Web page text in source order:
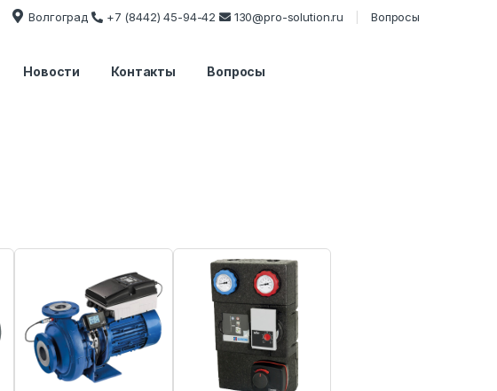
Волгоград +7 (8442) 45-94-42 130@pro-solution.ru Вопросы
Новости Контакты Вопросы